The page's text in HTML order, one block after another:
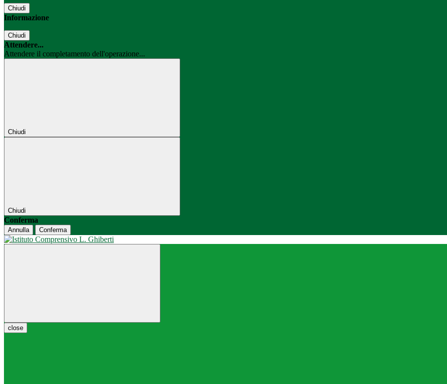
Chiudi
Informazione
Chiudi
Attendere...
Attendere il completamento dell'operazione...
Chiudi
Chiudi
Conferma
Annulla Conferma
close